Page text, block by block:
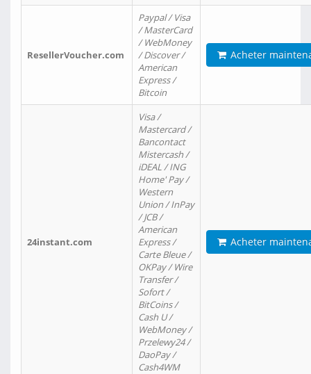
ResellerVoucher.com
Paypal / Visa
/ MasterCard
/ WebMoney
/ Discover /
American
Express /
Bitcoin
Acheter
24instant.com
Visa /
Mastercard /
Bancontact
Mistercash /
iDEAL / ING
Home' Pay /
Western
Union / InPay
/ JCB /
American
Express /
Carte Bleue /
OKPay / Wire
Transfer /
Sofort /
BitCoins /
Cash U /
WebMoney /
Przelewy24 /
DaoPay /
Cash4WM
Acheter